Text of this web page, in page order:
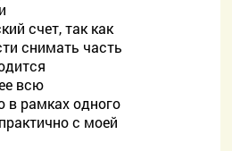
счет, так как
снимать часть
всю
в рамках одного
с моей